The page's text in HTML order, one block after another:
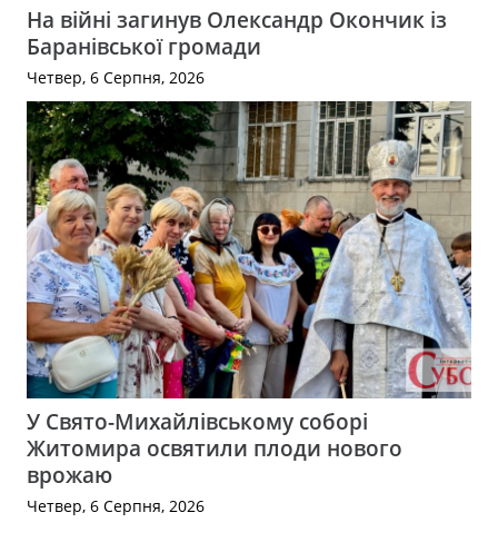
На війні загинув Олександр Окончик із
Баранівської громади
Четвер, 6 Серпня, 2026
У Свято-Михайлівському соборі
Житомира освятили плоди нового
врожаю
Четвер, 6 Серпня, 2026